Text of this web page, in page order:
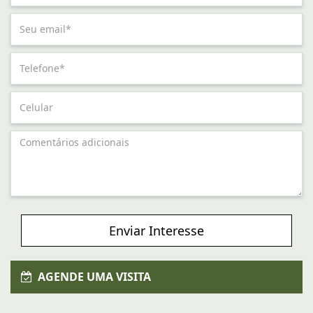
Enviar Interesse
AGENDE UMA VISITA